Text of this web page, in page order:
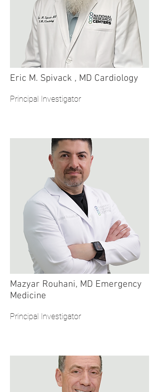
Eric M. Spivack , MD Cardiology
Principal Investigator
Mazyar Rouhani, MD Emergency
Medicine
Principal Investigator